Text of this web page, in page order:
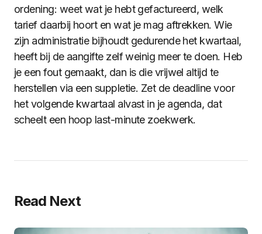
ordening: weet wat je hebt gefactureerd, welk
tarief daarbij hoort en wat je mag aftrekken. Wie
zijn administratie bijhoudt gedurende het kwartaal,
heeft bij de aangifte zelf weinig meer te doen. Heb
je een fout gemaakt, dan is die vrijwel altijd te
herstellen via een suppletie. Zet de deadline voor
het volgende kwartaal alvast in je agenda, dat
scheelt een hoop last-minute zoekwerk.
Read Next